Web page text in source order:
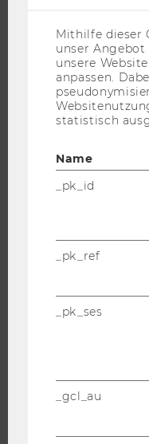
DOKTORAT / PHD
EXECUTIVE EDUCATION
BEWERBUNG UND
INTERNATIONALE UND
Mithilfe dieser
unser Angebot
unsere
anpassen.
statistisch
Name
_pk_id
_pk_ref
_pk_ses
_gcl_au